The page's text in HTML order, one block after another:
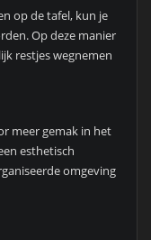
op de tafel, kun je
Op deze manier
restjes wegnemen
meer gemak in het
esthetisch
omgeving